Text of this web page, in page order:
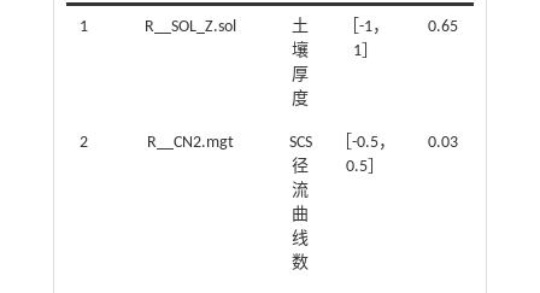
1 R__SOL_Z.sol
土
壤
厚
度
［-1，
1］
0.65
2 R__CN2.mgt
SCS
径
流
曲
线
数
［-0.5，
0.5］
0.03